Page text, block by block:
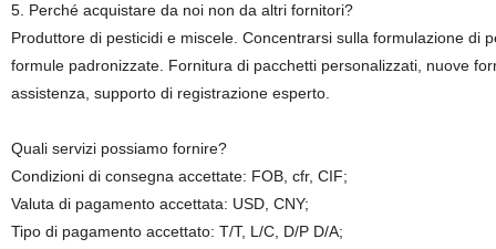
5. Perché acquistare da noi non da altri fornitori?
Produttore di pesticidi e miscele. Concentrarsi sulla formulazione di
formule padronizzate. Fornitura di pacchetti personalizzati, nuove
assistenza, supporto di registrazione esperto.
Quali servizi possiamo fornire?
Condizioni di consegna accettate: FOB, cfr, CIF;
Valuta di pagamento accettata: USD, CNY;
Tipo di pagamento accettato: T/T, L/C, D/P D/A;